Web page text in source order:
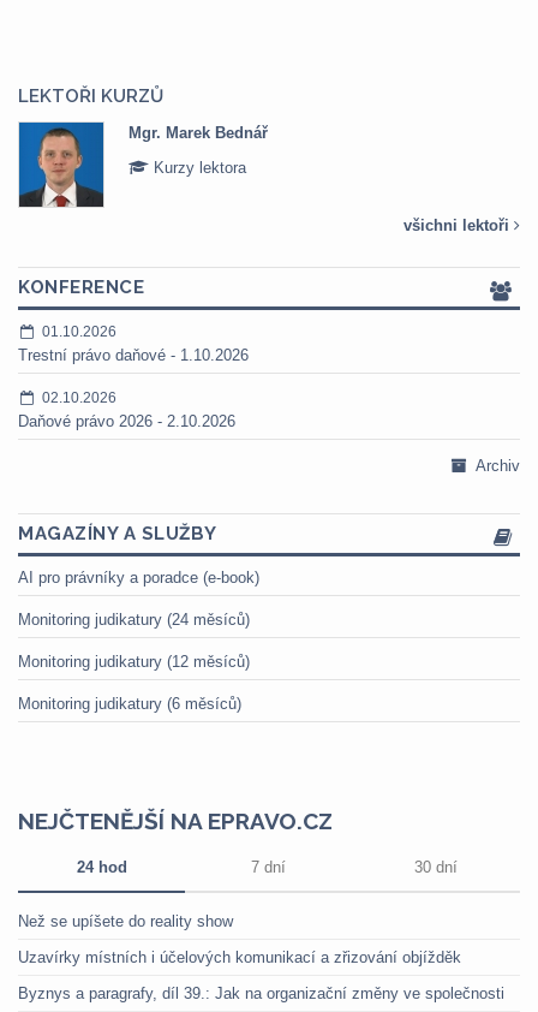
LEKTOŘI KURZŮ
Mgr. Marek Bednář
Kurzy lektora
všichni lektoři
KONFERENCE
01.10.2026
Trestní právo daňové - 1.10.2026
02.10.2026
Daňové právo 2026 - 2.10.2026
Archiv
MAGAZÍNY A SLUŽBY
AI pro právníky a poradce (e-book)
Monitoring judikatury (24 měsíců)
Monitoring judikatury (12 měsíců)
Monitoring judikatury (6 měsíců)
NEJČTENĚJŠÍ NA EPRAVO.CZ
24 hod 7 dní 30 dní
Než se upíšete do reality show
Uzavírky místních i účelových komunikací a zřizování objížděk
Byznys a paragrafy, díl 39.: Jak na organizační změny ve společnosti